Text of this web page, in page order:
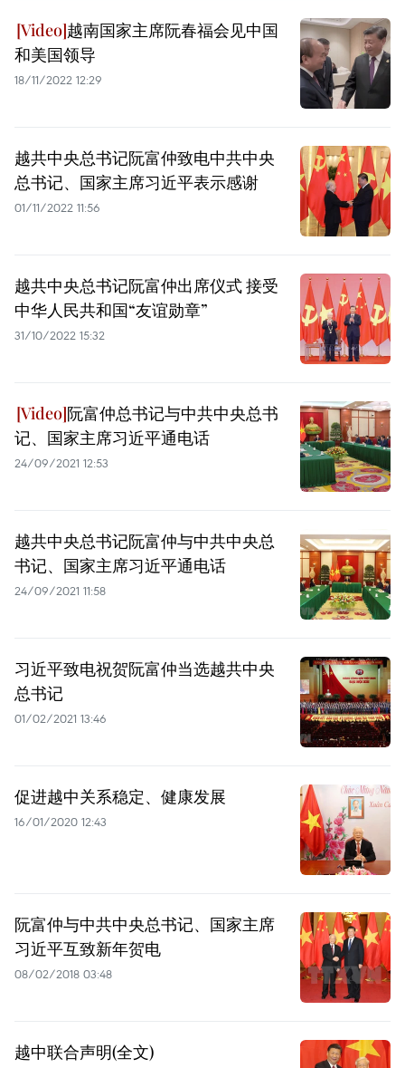
越南国家主席阮春福会见中国
和美国领导
18/11/2022 12:29
越共中央总书记阮富仲致电中共中央
总书记、国家主席习近平表示感谢
01/11/2022 11:56
越共中央总书记阮富仲出席仪式 接受
中华人民共和国“友谊勋章”
31/10/2022 15:32
阮富仲总书记与中共中央总书
记、国家主席习近平通电话
24/09/2021 12:53
越共中央总书记阮富仲与中共中央总
书记、国家主席习近平通电话
24/09/2021 11:58
习近平致电祝贺阮富仲当选越共中央
总书记
01/02/2021 13:46
促进越中关系稳定、健康发展
16/01/2020 12:43
阮富仲与中共中央总书记、国家主席
习近平互致新年贺电
08/02/2018 03:48
越中联合声明(全文)